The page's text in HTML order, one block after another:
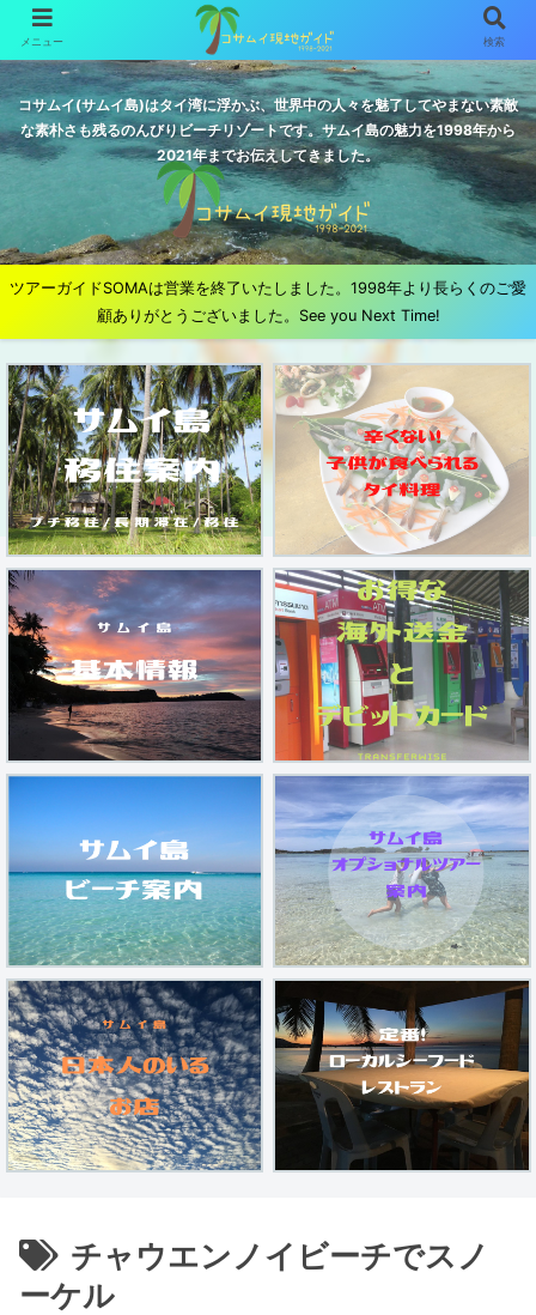
コサムイ(サムイ島)はタイ湾に浮かぶ、世界中の人々を魅了してやまない素敵
な素朴さも残るのんびりビーチリゾートです。サムイ島の魅力を1998年から
2021年までお伝えしてきました。
ツアーガイドSOMAは営業を終了いたしました。1998年より長らくのご愛
顧ありがとうございました。See you Next Time!
チャウエンノイビーチでスノ
ーケル
メニュー 検索